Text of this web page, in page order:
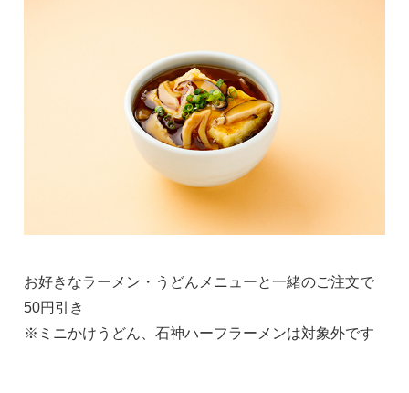
お好きなラーメン・うどんメニューと一緒のご注文で
50円引き
※ミニかけうどん、石神ハーフラーメンは対象外です